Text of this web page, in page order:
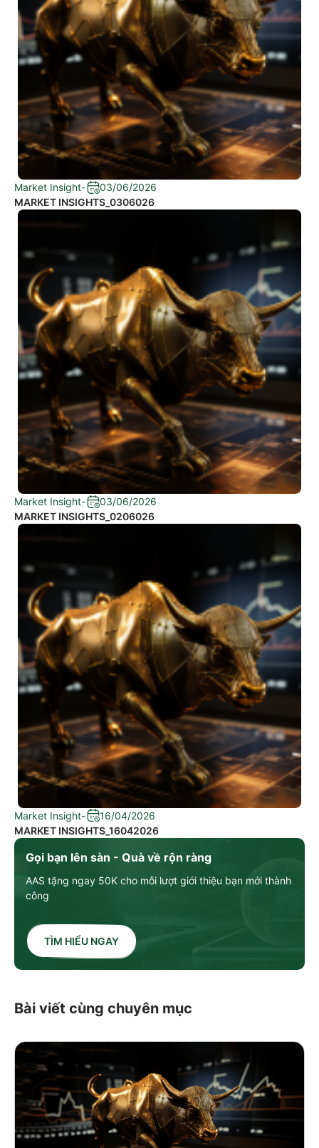
Gọi bạn lên sàn - Quà về rộn ràng
AAS tặng ngay 50K cho mỗi lượt giới thiệu bạn mới thành
công
TÌM HIỂU NGAY
Market Insight-
03/06/2026
MARKET INSIGHTS_0306026
Market Insight-
03/06/2026
MARKET INSIGHTS_0206026
Market Insight-
16/04/2026
MARKET INSIGHTS_16042026
Bài viết cùng chuyên mục